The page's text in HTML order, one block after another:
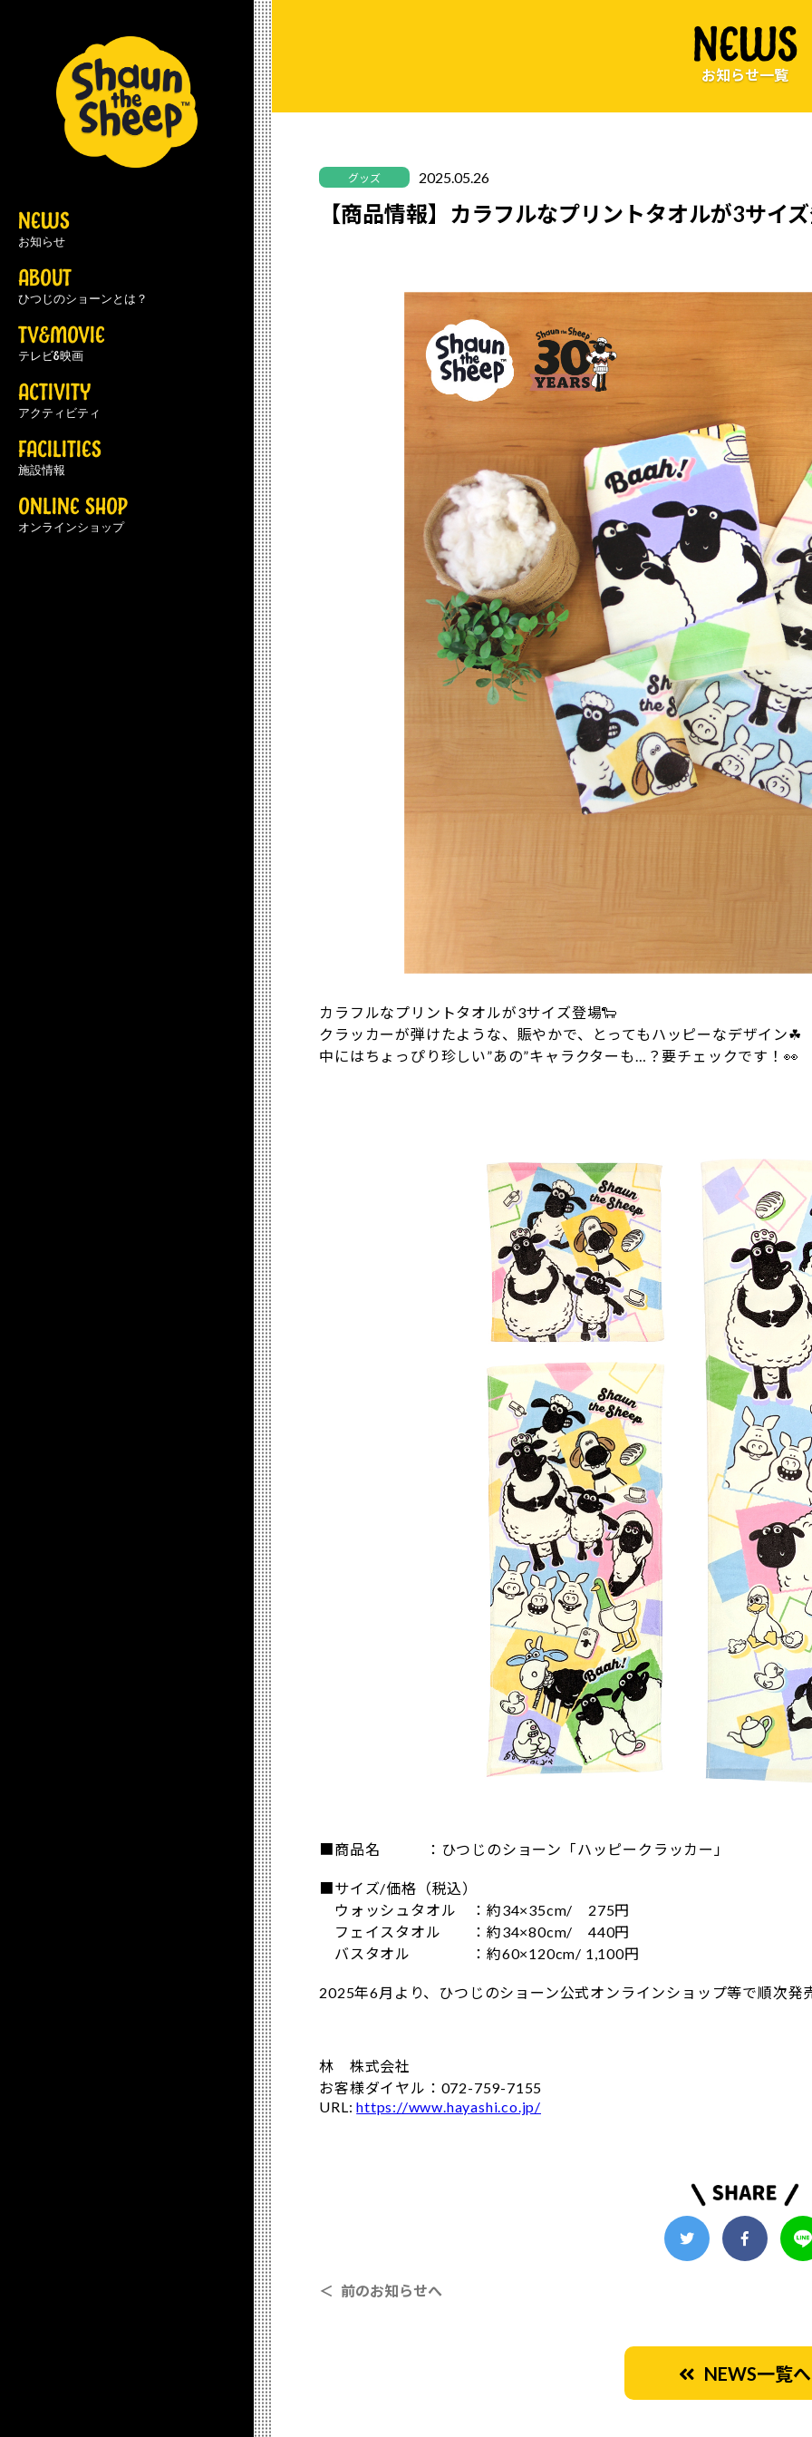
NEWS
お知らせ
ABOUT
ひつじのショーンとは？
TV&MOVIE
テレビ&映画
ACTIVITY
アクティビティ
FACILITIES
施設情報
ONLINE SHOP
オンラインショップ
NEWS
お知らせ一覧
グッズ 2025.05.26
【商品情報】カラフルなプリントタオルが3サイ
カラフルなプリントタオルが3サイズ登場🐑
クラッカーが弾けたような、賑やかで、とってもハッピーなデザイン☘
中にはちょっぴり珍しい”あの”キャラクターも…？要チェックです！👀
■商品名 ：ひつじのショーン「ハッピークラッカー」
■サイズ/価格（税込）
ウォッシュタオル ：約34×35cm/ 275円
フェイスタオル ：約34×80cm/ 440円
バスタオル ：約60×120cm/ 1,100円
2025年6月より、ひつじのショーン公式オンラインショップ等で順次発
林 株式会社
お客様ダイヤル：072-759-7155
URL:https://www.hayashi.co.jp/
＜ 前のお知らせへ
NEWS一覧へ